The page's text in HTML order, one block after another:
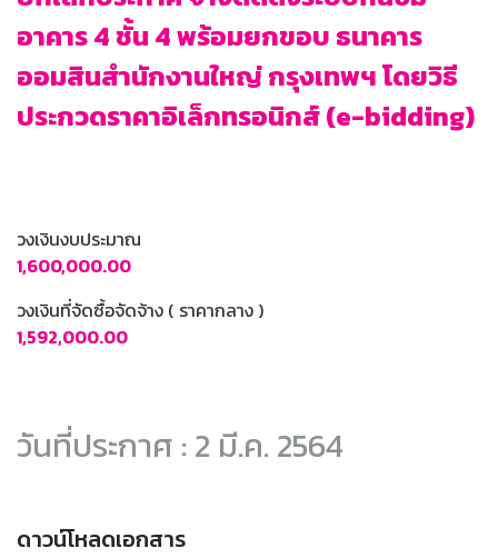
อาคาร 4 ชั้น 4 พร้อมยกขอบ ธนาคาร
ออมสินสำนักงานใหญ่ กรุงเทพฯ โดยวิธี
ประกวดราคาอิเล็กทรอนิกส์ (e-bidding)
วงเงินงบประมาณ
1,600,000.00
วงเงินที่จัดซื้อจัดจ้าง ( ราคากลาง )
1,592,000.00
วันที่ประกาศ : 2 มี.ค. 2564
ดาวน์โหลดเอกสาร